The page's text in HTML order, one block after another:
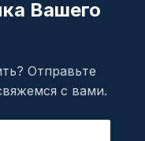
Вашего
Отправьте
с вами.